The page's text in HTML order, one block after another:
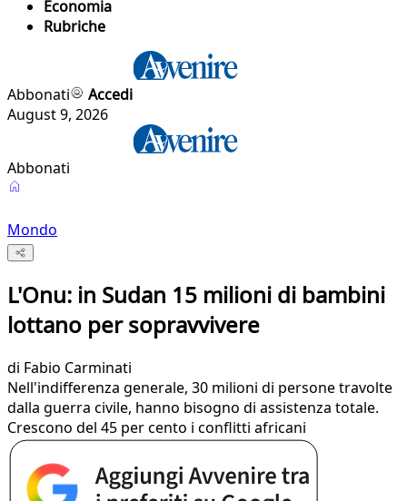
Economia
Rubriche
Abbonati
Accedi
August 9, 2026
Abbonati
Mondo
L'Onu: in Sudan 15 milioni di bambini
lottano per sopravvivere
di Fabio Carminati
Nell'indifferenza generale, 30 milioni di persone travolte
dalla guerra civile, hanno bisogno di assistenza totale.
Crescono del 45 per cento i conflitti africani